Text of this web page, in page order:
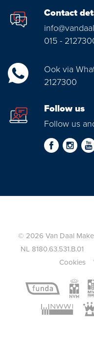
Contact
015 -
Ook via
2127300
Follow us
Follow us
© 2026 Van Daal
NL 8180.63.531.B.01
Cookies